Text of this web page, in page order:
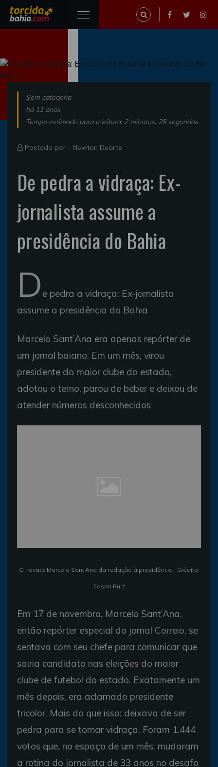
Sem categoria
há 11 anos
Tempo estimado para a leitura: 2 minutos, 28 segundos.
Postado por - Newton Duarte
De pedra a vidraça: Ex-
jornalista assume a
presidência do Bahia
D e pedra a vidraça: Ex-jornalista
assume a presidência do Bahia
Marcelo Sant’Ana era apenas repórter de
um jornal baiano. Em um mês, virou
presidente do maior clube do estado,
adotou o terno, parou de beber e deixou de
atender números desconhecidos
O novato Marcelo Sant‘Ana da redação à presidência | Crédito:
Edson Ruiz
Em 17 de novembro, Marcelo Sant’Ana,
então repórter especial do jornal Correio, se
sentava com seu chefe para comunicar que
sairia candidato nas eleições do maior
clube de futebol do estado. Exatamente um
mês depois, era aclamado presidente
tricolor. Mais do que isso: deixava de ser
pedra para se tornar vidraça. Foram 1.444
votos que, no espaço de um mês, mudaram
a rotina do jornalista de 33 anos no desafo